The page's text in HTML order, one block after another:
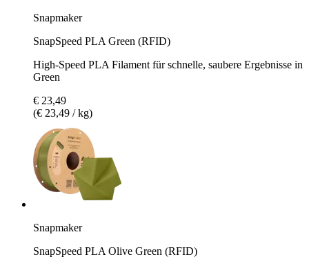
Snapmaker
SnapSpeed PLA Green (RFID)
High-Speed PLA Filament für schnelle, saubere Ergebnisse in
Green
€ 23,49
(€ 23,49 / kg)
Snapmaker
SnapSpeed PLA Olive Green (RFID)